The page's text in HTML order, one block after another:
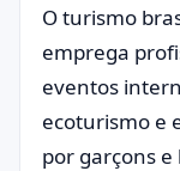
O turismo
emprega
eventos
ecoturismo e
por garçons